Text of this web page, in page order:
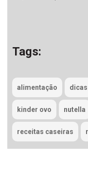
Tags:
alimentação dicas
kinder ovo nutella
receitas caseiras